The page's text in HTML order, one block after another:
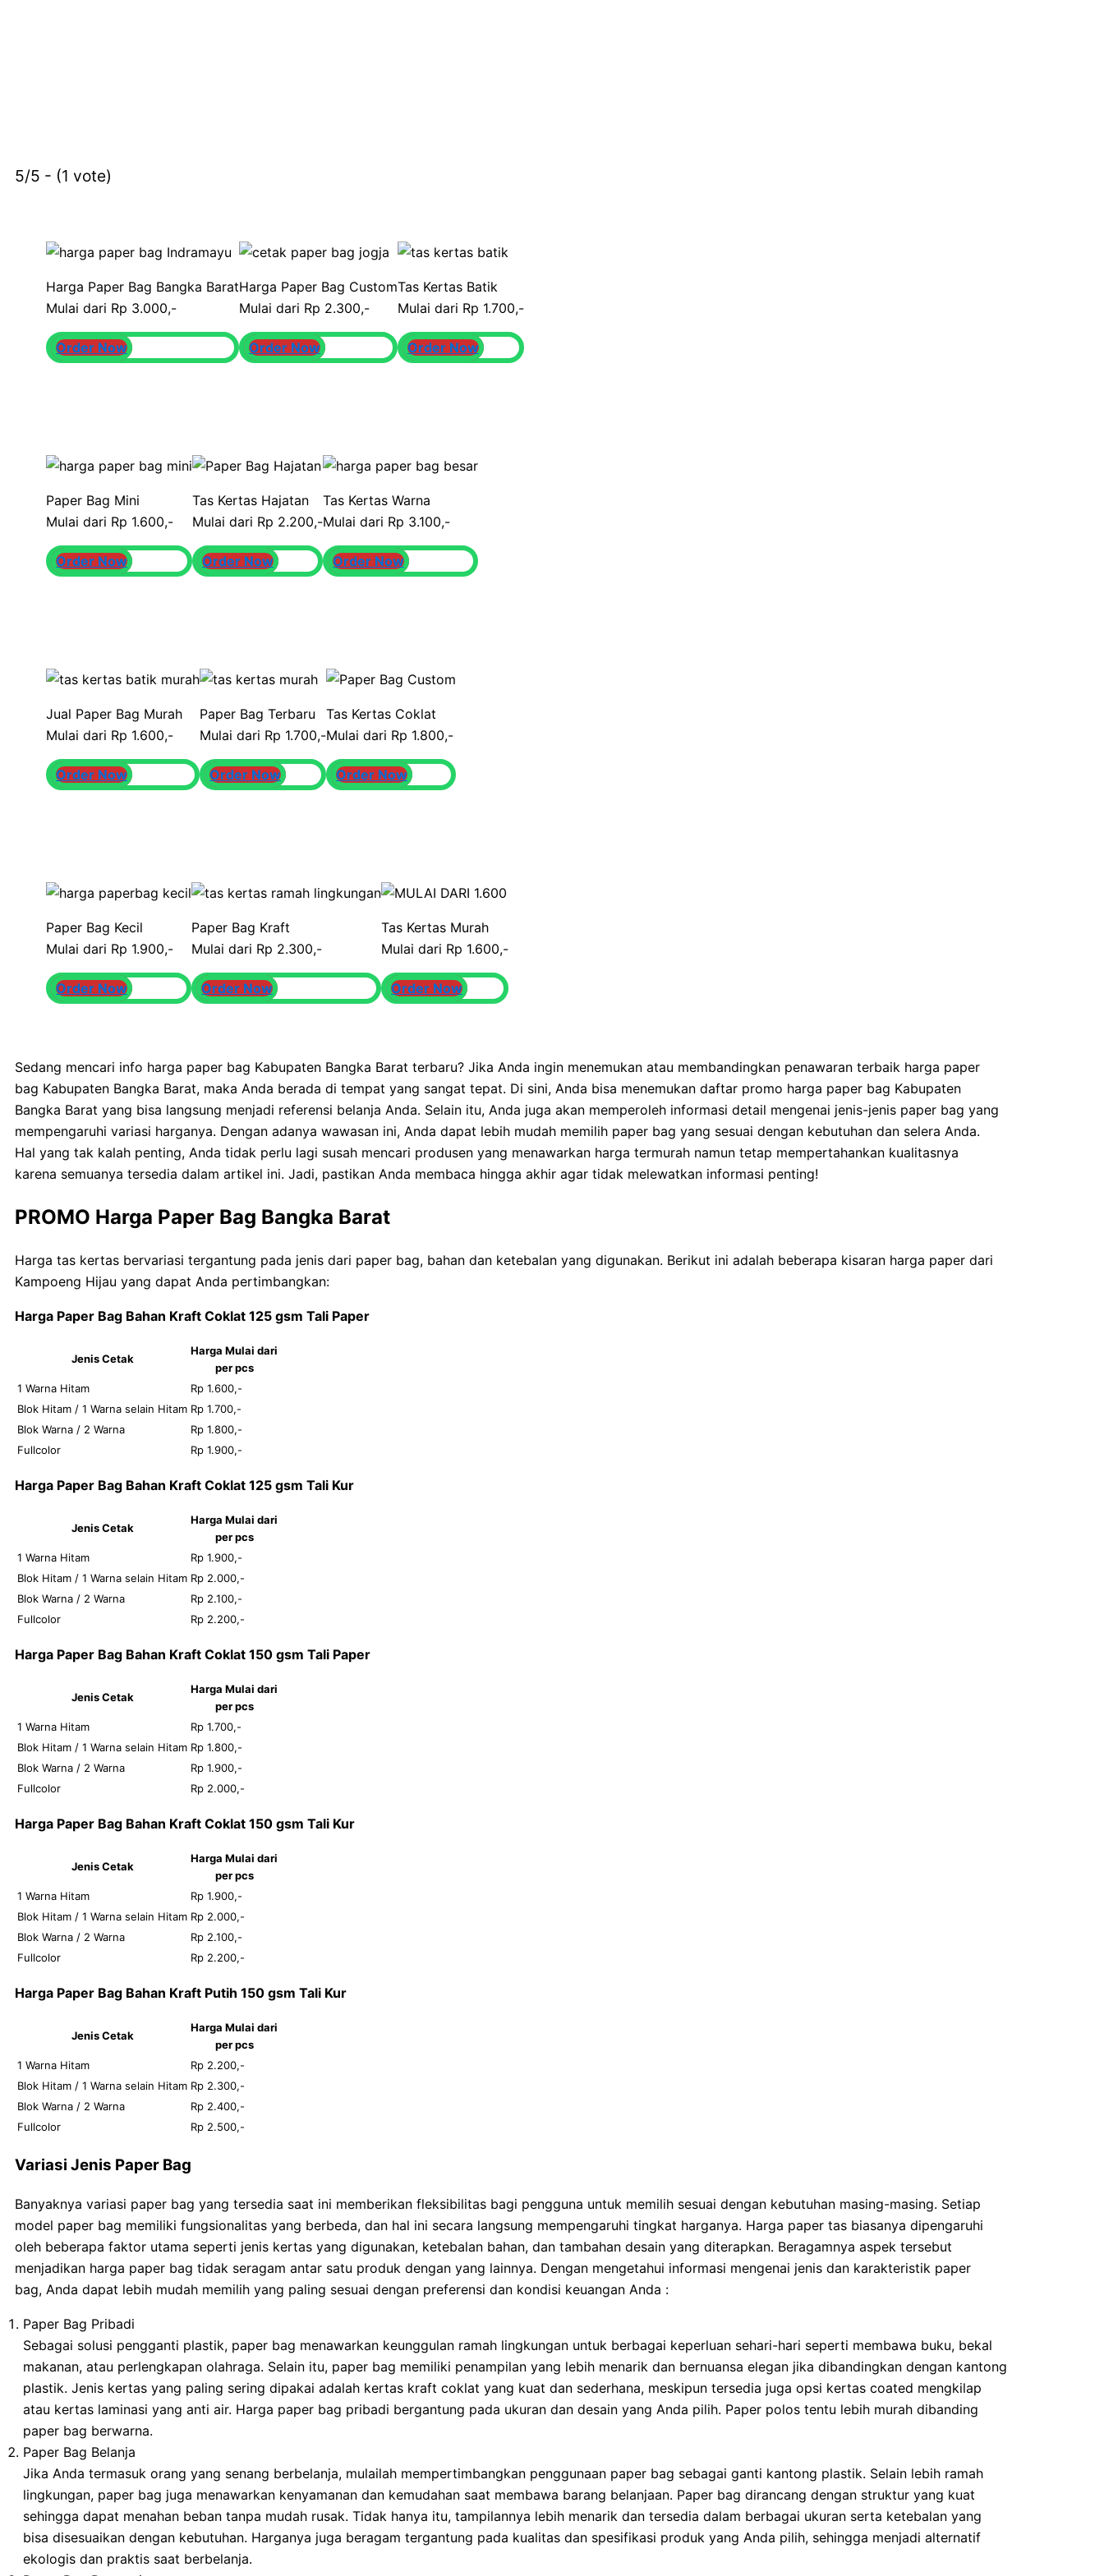
5/5 - (1 vote)
Harga Paper Bag Bangka Barat
Mulai dari Rp 3.000,-
Order Now
Harga Paper Bag Custom
Mulai dari Rp 2.300,-
Order Now
Tas Kertas Batik
Mulai dari Rp 1.700,-
Order Now
Paper Bag Mini
Mulai dari Rp 1.600,-
Order Now
Tas Kertas Hajatan
Mulai dari Rp 2.200,-
Order Now
Tas Kertas Warna
Mulai dari Rp 3.100,-
Order Now
Jual Paper Bag Murah
Mulai dari Rp 1.600,-
Order Now
Paper Bag Terbaru
Mulai dari Rp 1.700,-
Order Now
Tas Kertas Coklat
Mulai dari Rp 1.800,-
Order Now
Paper Bag Kecil
Mulai dari Rp 1.900,-
Order Now
Paper Bag Kraft
Mulai dari Rp 2.300,-
Order Now
Tas Kertas Murah
Mulai dari Rp 1.600,-
Order Now
Sedang mencari info harga paper bag Kabupaten Bangka Barat terbaru? Jika Anda ingin menemukan atau membandingkan penawaran terbaik harga paper
bag Kabupaten Bangka Barat, maka Anda berada di tempat yang sangat tepat. Di sini, Anda bisa menemukan daftar promo harga paper bag Kabupaten
Bangka Barat yang bisa langsung menjadi referensi belanja Anda. Selain itu, Anda juga akan memperoleh informasi detail mengenai jenis-jenis paper bag yang
mempengaruhi variasi harganya. Dengan adanya wawasan ini, Anda dapat lebih mudah memilih paper bag yang sesuai dengan kebutuhan dan selera Anda.
Hal yang tak kalah penting, Anda tidak perlu lagi susah mencari produsen yang menawarkan harga termurah namun tetap mempertahankan kualitasnya
karena semuanya tersedia dalam artikel ini. Jadi, pastikan Anda membaca hingga akhir agar tidak melewatkan informasi penting!
PROMO Harga Paper Bag Bangka Barat
Harga tas kertas bervariasi tergantung pada jenis dari paper bag, bahan dan ketebalan yang digunakan. Berikut ini adalah beberapa kisaran harga paper dari
Kampoeng Hijau yang dapat Anda pertimbangkan:
Harga Paper Bag Bahan Kraft Coklat 125 gsm Tali Paper
Jenis Cetak
Harga Mulai dari
per pcs
1 Warna Hitam
Rp 1.600,-
Blok Hitam / 1 Warna selain Hitam Rp 1.700,-
Blok Warna / 2 Warna
Rp 1.800,-
Fullcolor
Rp 1.900,-
Harga Paper Bag Bahan Kraft Coklat 125 gsm Tali Kur
Jenis Cetak
Harga Mulai dari
per pcs
1 Warna Hitam
Rp 1.900,-
Blok Hitam / 1 Warna selain Hitam Rp 2.000,-
Blok Warna / 2 Warna
Rp 2.100,-
Fullcolor
Rp 2.200,-
Harga Paper Bag Bahan Kraft Coklat 150 gsm Tali Paper
Jenis Cetak
Harga Mulai dari
per pcs
1 Warna Hitam
Rp 1.700,-
Blok Hitam / 1 Warna selain Hitam Rp 1.800,-
Blok Warna / 2 Warna
Rp 1.900,-
Fullcolor
Rp 2.000,-
Harga Paper Bag Bahan Kraft Coklat 150 gsm Tali Kur
Jenis Cetak
Harga Mulai dari
per pcs
1 Warna Hitam
Rp 1.900,-
Blok Hitam / 1 Warna selain Hitam Rp 2.000,-
Blok Warna / 2 Warna
Rp 2.100,-
Fullcolor
Rp 2.200,-
Harga Paper Bag Bahan Kraft Putih 150 gsm Tali Kur
Jenis Cetak
Harga Mulai dari
per pcs
1 Warna Hitam
Rp 2.200,-
Blok Hitam / 1 Warna selain Hitam Rp 2.300,-
Blok Warna / 2 Warna
Rp 2.400,-
Fullcolor
Rp 2.500,-
Variasi Jenis Paper Bag
Banyaknya variasi paper bag yang tersedia saat ini memberikan fleksibilitas bagi pengguna untuk memilih sesuai dengan kebutuhan masing-masing. Setiap
model paper bag memiliki fungsionalitas yang berbeda, dan hal ini secara langsung mempengaruhi tingkat harganya. Harga paper tas biasanya dipengaruhi
oleh beberapa faktor utama seperti jenis kertas yang digunakan, ketebalan bahan, dan tambahan desain yang diterapkan. Beragamnya aspek tersebut
menjadikan harga paper bag tidak seragam antar satu produk dengan yang lainnya. Dengan mengetahui informasi mengenai jenis dan karakteristik paper
bag, Anda dapat lebih mudah memilih yang paling sesuai dengan preferensi dan kondisi keuangan Anda :
Paper Bag Pribadi
Sebagai solusi pengganti plastik, paper bag menawarkan keunggulan ramah lingkungan untuk berbagai keperluan sehari-hari seperti membawa buku, bekal
makanan, atau perlengkapan olahraga. Selain itu, paper bag memiliki penampilan yang lebih menarik dan bernuansa elegan jika dibandingkan dengan kantong
plastik. Jenis kertas yang paling sering dipakai adalah kertas kraft coklat yang kuat dan sederhana, meskipun tersedia juga opsi kertas coated mengkilap
atau kertas laminasi yang anti air. Harga paper bag pribadi bergantung pada ukuran dan desain yang Anda pilih. Paper polos tentu lebih murah dibanding
paper bag berwarna.
Paper Bag Belanja
Jika Anda termasuk orang yang senang berbelanja, mulailah mempertimbangkan penggunaan paper bag sebagai ganti kantong plastik. Selain lebih ramah
lingkungan, paper bag juga menawarkan kenyamanan dan kemudahan saat membawa barang belanjaan. Paper bag dirancang dengan struktur yang kuat
sehingga dapat menahan beban tanpa mudah rusak. Tidak hanya itu, tampilannya lebih menarik dan tersedia dalam berbagai ukuran serta ketebalan yang
bisa disesuaikan dengan kebutuhan. Harganya juga beragam tergantung pada kualitas dan spesifikasi produk yang Anda pilih, sehingga menjadi alternatif
ekologis dan praktis saat berbelanja.